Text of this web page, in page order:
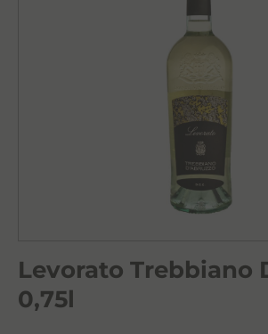
Levorato Trebbiano
0,75l